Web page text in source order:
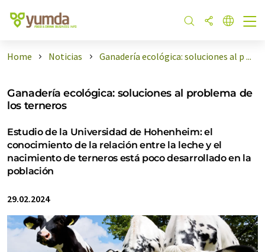
Home Noticias Ganadería ecológica: soluciones al p ...
Ganadería ecológica: soluciones al problema de
los terneros
Estudio de la Universidad de Hohenheim: el
conocimiento de la relación entre la leche y el
nacimiento de terneros está poco desarrollado en la
población
29.02.2024